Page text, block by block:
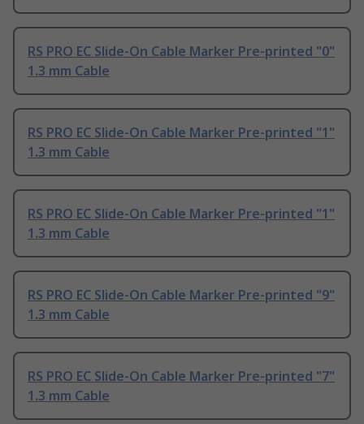
RS PRO EC Slide-On Cable Marker Pre-printed "0"
1.3 mm Cable
RS PRO EC Slide-On Cable Marker Pre-printed "1"
1.3 mm Cable
RS PRO EC Slide-On Cable Marker Pre-printed "1"
1.3 mm Cable
RS PRO EC Slide-On Cable Marker Pre-printed "9"
1.3 mm Cable
RS PRO EC Slide-On Cable Marker Pre-printed "7"
1.3 mm Cable